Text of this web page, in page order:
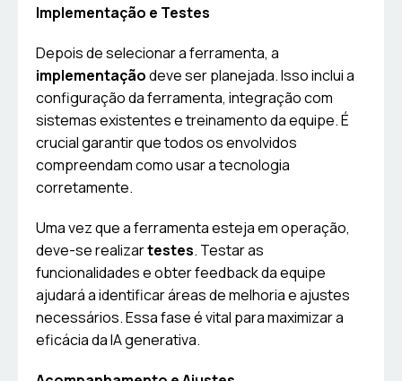
Implementação e Testes
Depois de selecionar a ferramenta, a
implementaçãodeve ser planejada. Isso inclui a
configuração da ferramenta, integração com
sistemas existentes e treinamento da equipe. É
crucial garantir que todos os envolvidos
compreendam como usar a tecnologia
corretamente.
Uma vez que a ferramenta esteja em operação,
deve-se realizartestes. Testar as
funcionalidades e obter feedback da equipe
ajudará a identificar áreas de melhoria e ajustes
necessários. Essa fase é vital para maximizar a
eficácia da IA generativa.